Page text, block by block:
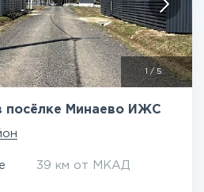
1 / 5
посёлке Минаево ИЖС
39 км от МКАД